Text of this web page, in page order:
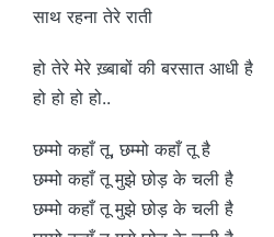
साथ रहना तेरे राती
हो तेरे मेरे ख़्बाबों की बरसात आधी है
हो हो हो हो..
छम्मो कहाँ तू, छम्मो कहाँ तू है
छम्मो कहाँ तू मुझे छोड़ के चली है
छम्मो कहाँ तू मुझे छोड़ के चली है